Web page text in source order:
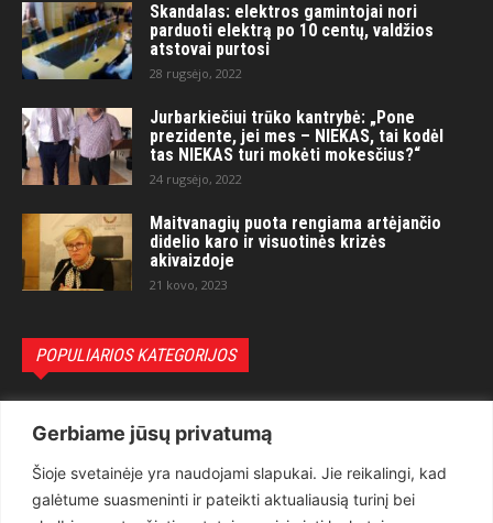
Gerbiame jūsų privatumą
Šioje svetainėje yra naudojami slapukai. Jie reikalingi, kad
galėtume suasmeninti ir pateikti aktualiausią turinį bei
Skandalas: elektros gamintojai nori
parduoti elektrą po 10 centų, valdžios
atstovai purtosi
28 rugsėjo, 2022
Jurbarkiečiui trūko kantrybė: „Pone
prezidente, jei mes – NIEKAS, tai kodėl
tas NIEKAS turi mokėti mokesčius?“
24 rugsėjo, 2022
Maitvanagių puota rengiama artėjančio
didelio karo ir visuotinės krizės
akivaizdoje
21 kovo, 2023
POPULIARIOS KATEGORIJOS
Teisėsauga
1497
Aktualu